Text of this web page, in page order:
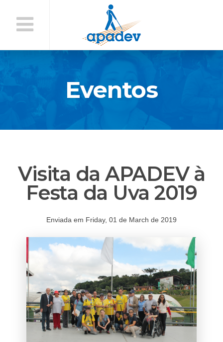
Conteúdo
Eventos
Visita da APADEV à
Festa da Uva 2019
Enviada em Friday, 01 de March de 2019